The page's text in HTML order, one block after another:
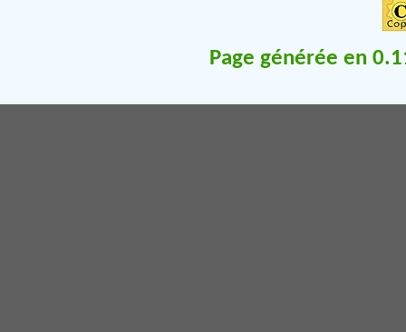
Page générée en